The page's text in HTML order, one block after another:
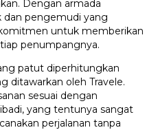
Dengan armada
dan pengemudi yang
untuk memberikan
penumpangnya.
patut diperhitungkan
ditawarkan oleh Travele.
sesuai dengan
yang tentunya sangat
perjalanan tanpa